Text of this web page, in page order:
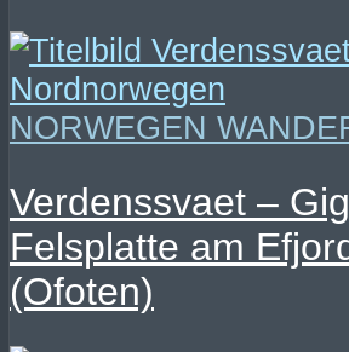
NORWEGEN
Verdenssvaet –
Felsplatte am
(Ofoten)